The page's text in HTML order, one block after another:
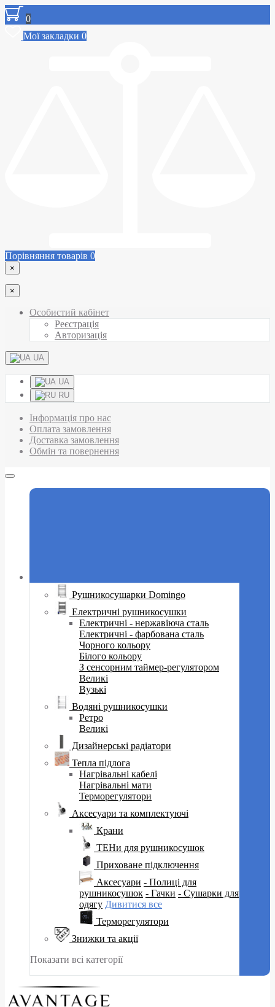
0
Мої закладки 0
Порівняння товарів 0
×
×
Особистий кабінет
Реєстрація
Авторизація
UA
UA
RU
Інформація про нас
Оплата замовлення
Доставка замовлення
Обмін та повернення
Рушникосушарки Domingo
Електричні рушникосушки
Електричні - нержавіюча сталь
Електричні - фарбована сталь
Чорного кольору
Білого кольору
З сенсорним таймер-регулятором
Великі
Вузькі
Водяні рушникосушки
Ретро
Великі
Дизайнерські радіатори
Тепла підлога
Нагрівальні кабелі
Нагрівальні мати
Терморегулятори
Аксесуари та комплектуючі
Крани
ТЕНи для рушникосушок
Приховане підключення
Аксесуари - Полиці для
рушникосушок - Гачки - Сушарки для
одягу Дивитися все
Терморегулятори
Знижки та акції
Показати всі категорії